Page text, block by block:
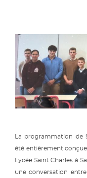
La programmation
été entièrement conçue
Lycée Saint Charles à
une conversation